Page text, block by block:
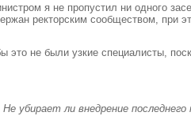
я не пропустил ни одного
ректорским сообществом, при
не были узкие специалисты,
убирает ли внедрение последнего